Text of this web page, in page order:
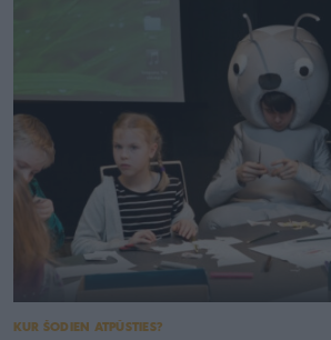
KUR ŠODIEN ATPŪSTIES?